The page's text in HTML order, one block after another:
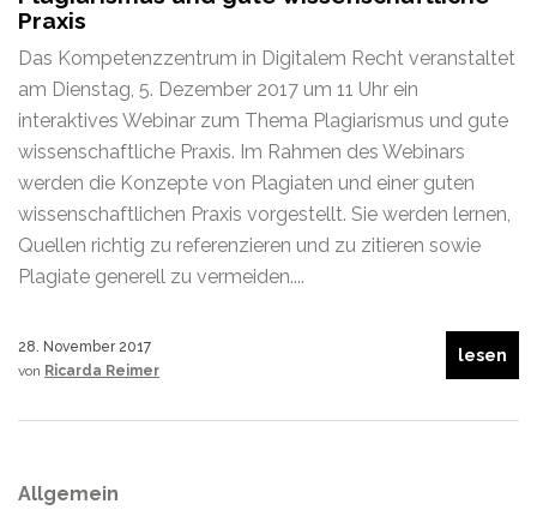
Praxis
Das Kompetenzzentrum in Digitalem Recht veranstaltet
am Dienstag, 5. Dezember 2017 um 11 Uhr ein
interaktives Webinar zum Thema Plagiarismus und gute
wissenschaftliche Praxis. Im Rahmen des Webinars
werden die Konzepte von Plagiaten und einer guten
wissenschaftlichen Praxis vorgestellt. Sie werden lernen,
Quellen richtig zu referenzieren und zu zitieren sowie
Plagiate generell zu vermeiden....
28. November 2017
von Ricarda Reimer
lesen
Allgemein